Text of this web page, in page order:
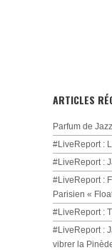
ARTICLES
Parfum de
#LiveReport :
#LiveReport :
#LiveReport :
Parisien «
#LiveReport :
#LiveReport :
vibrer la